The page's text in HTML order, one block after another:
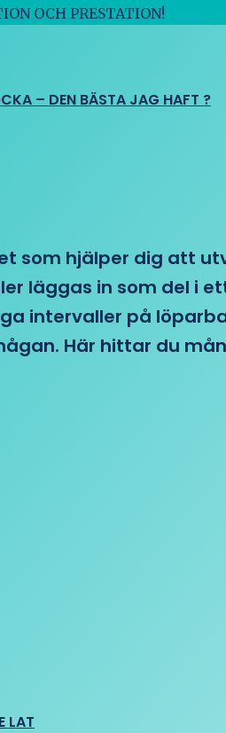
OCH PRESTATION!
– DEN BÄSTA JAG HAFT ?
som hjälper dig att
läggas in som del i
intervaller på
Här hittar du
LAT